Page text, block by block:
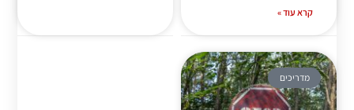
קרא עוד »
מדריכים